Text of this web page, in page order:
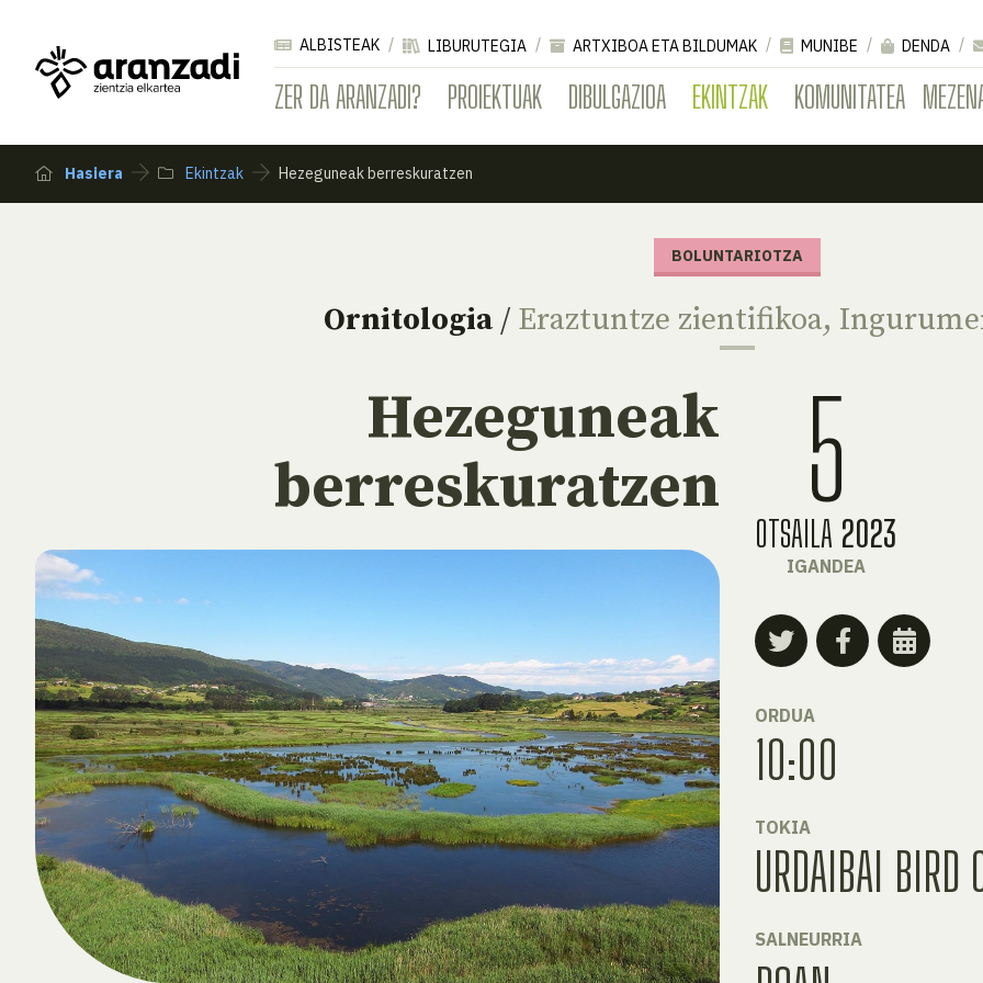
ZER DA ARANZADI? PROIEKTUAK DIBULGAZIOA EKINTZAK KOMUNITATEA
ALBISTEAK LIBURUTEGIA ARTXIBOA ETA BILDUMAK MUNIBE DENDA
Hasiera Ekintzak Hezeguneak berreskuratzen
BOLUNTARIOTZA
Ornitologia / Eraztuntze zientifikoa,
Hezeguneak
berreskuratzen
5
OTSAILA 2023
IGANDEA
ORDUA
10:00
TOKIA
URDAIBAI BIRD
SALNEURRIA